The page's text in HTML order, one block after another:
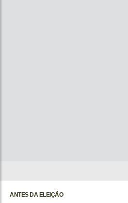
ANTES DA ELEIÇÃO